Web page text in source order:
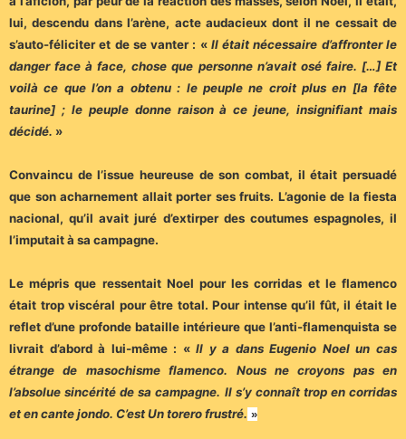
lui, descendu dans l’arène, acte audacieux dont il ne cessait de
s’auto-féliciter et de se vanter : «Il était nécessaire d’affronter le
danger face à face, chose que personne n’avait osé faire. […] Et
voilà ce que l’on a obtenu : le peuple ne croit plus en [la fête
taurine] ; le peuple donne raison à ce jeune, insignifiant mais
décidé. »
Convaincu de l’issue heureuse de son combat, il était persuadé
que son acharnement allait porter ses fruits. L’agonie de la fiesta
nacional, qu’il avait juré d’extirper des coutumes espagnoles, il
l’imputait à sa campagne.
Le mépris que ressentait Noel pour les corridas et le flamenco
était trop viscéral pour être total. Pour intense qu’il fût, il était le
reflet d’une profonde bataille intérieure que l’anti-flamenquista se
livrait d’abord à lui-même : «Il y a dans Eugenio Noel un cas
étrange de masochisme flamenco. Nous ne croyons pas en
l’absolue sincérité de sa campagne. Il s’y connaît trop en corridas
et en cante jondo. C’est Un torero frustré. »